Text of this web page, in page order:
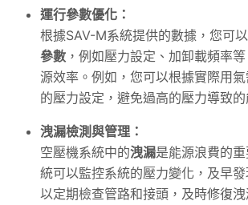
運行參數優化：
根據SAV-M系統提供的數據，您可
參數 ，例如壓力設定、加卸載頻率
源效率。例如，您可以根據實際用
的壓力設定，避免過高的壓力導致的
洩漏檢測與管理：
空壓機系統中的洩漏是能源浪費的重
統可以監控系統的壓力變化，及早
以定期檢查管路和接頭，及時修復